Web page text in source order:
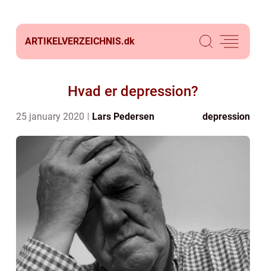
ARTIKELVERZEICHNIS.dk
Hvad er depression?
25 january 2020 Lars Pedersen depression